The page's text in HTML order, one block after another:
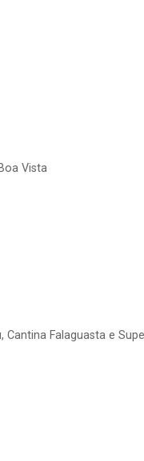
Vista
Falaguasta e